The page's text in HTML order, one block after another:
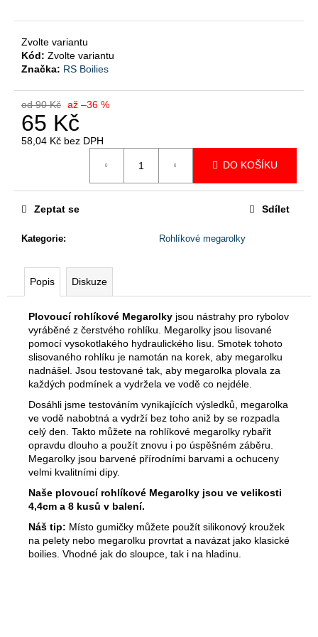
Zvolte variantu
Kód: Zvolte variantu
Značka: RS Boilies
od 90 Kč až –36 %
65 Kč
58,04 Kč bez DPH
DO KOŠÍKU
Kategorie: Rohlíkové megarolky
Zeptat se Sdílet
Popis Diskuze
Plovoucí rohlíkové Megarolky jsou nástrahy pro rybolov
vyráběné z čerstvého rohlíku. Megarolky jsou lisované
pomocí vysokotlakého hydraulického lisu. Smotek tohoto
slisovaného rohlíku je namotán na korek, aby megarolku
nadnášel. Jsou testované tak, aby megarolka plovala za
každých podmínek a vydržela ve vodě co nejdéle.
Dosáhli jsme testováním vynikajících výsledků, megarolka
ve vodě nabobtná a vydrží bez toho aniž by se rozpadla
celý den. Takto můžete na rohlíkové megarolky rybařit
opravdu dlouho a použít znovu i po úspěšném záběru.
Megarolky jsou barvené přírodními barvami a ochuceny
velmi kvalitními dipy.
Naše plovoucí rohlíkové Megarolky jsou ve velikosti
4,4cm a 8 kusů v balení.
Náš tip: Místo gumičky můžete použít silikonový kroužek
na pelety nebo megarolku provrtat a navázat jako klasické
boilies. Vhodné jak do sloupce, tak i na hladinu.
u
e
m
ROHLÍKOVÉ
BOILIES
V
Kč
97